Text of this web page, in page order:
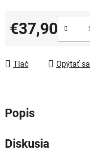
€37,90
Jednotková cena:
Tlač Opýtať sa
Popis
Diskusia